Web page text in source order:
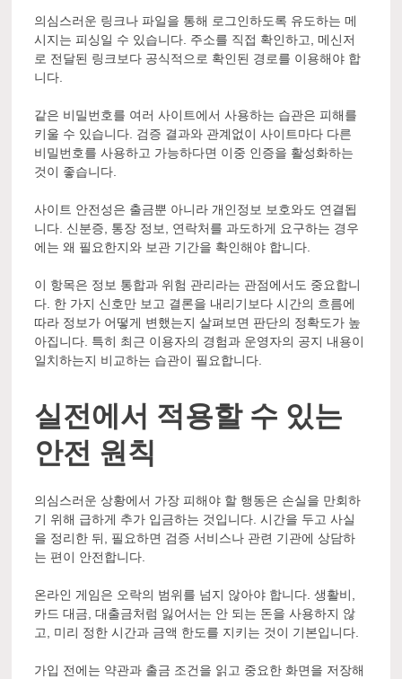
의심스러운 링크나 파일을 통해 로그인하도록 유도하는 메
시지는 피싱일 수 있습니다. 주소를 직접 확인하고, 메신저
로 전달된 링크보다 공식적으로 확인된 경로를 이용해야 합
니다.
같은 비밀번호를 여러 사이트에서 사용하는 습관은 피해를
키울 수 있습니다. 검증 결과와 관계없이 사이트마다 다른
비밀번호를 사용하고 가능하다면 이중 인증을 활성화하는
것이 좋습니다.
사이트 안전성은 출금뿐 아니라 개인정보 보호와도 연결됩
니다. 신분증, 통장 정보, 연락처를 과도하게 요구하는 경우
에는 왜 필요한지와 보관 기간을 확인해야 합니다.
이 항목은 정보 통합과 위험 관리라는 관점에서도 중요합니
다. 한 가지 신호만 보고 결론을 내리기보다 시간의 흐름에
따라 정보가 어떻게 변했는지 살펴보면 판단의 정확도가 높
아집니다. 특히 최근 이용자의 경험과 운영자의 공지 내용이
일치하는지 비교하는 습관이 필요합니다.
실전에서 적용할 수 있는
안전 원칙
의심스러운 상황에서 가장 피해야 할 행동은 손실을 만회하
기 위해 급하게 추가 입금하는 것입니다. 시간을 두고 사실
을 정리한 뒤, 필요하면 검증 서비스나 관련 기관에 상담하
는 편이 안전합니다.
온라인 게임은 오락의 범위를 넘지 않아야 합니다. 생활비,
카드 대금, 대출금처럼 잃어서는 안 되는 돈을 사용하지 않
고, 미리 정한 시간과 금액 한도를 지키는 것이 기본입니다.
가입 전에는 약관과 출금 조건을 읽고 중요한 화면을 저장해